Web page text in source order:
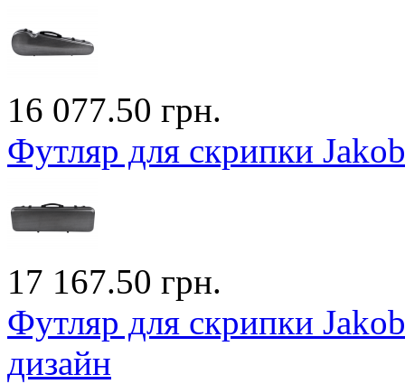
16 077.50 грн.
Футляр для скрипки
17 167.50 грн.
Футляр для скрипки
дизайн